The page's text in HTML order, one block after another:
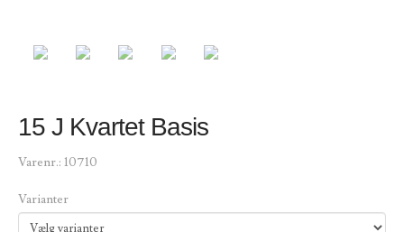
15 J Kvartet Basis
Varenr.: 10710
Varianter